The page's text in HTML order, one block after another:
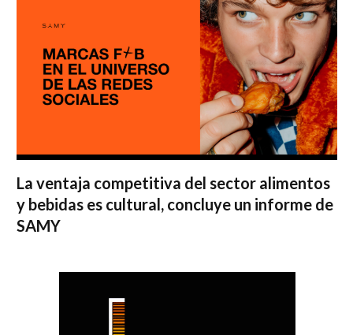
La ventaja competitiva del sector alimentos
y bebidas es cultural, concluye un informe de
SAMY